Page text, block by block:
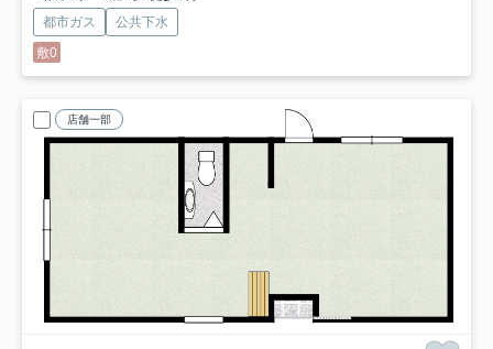
都市ガス
公共下水
敷0
店舗一部